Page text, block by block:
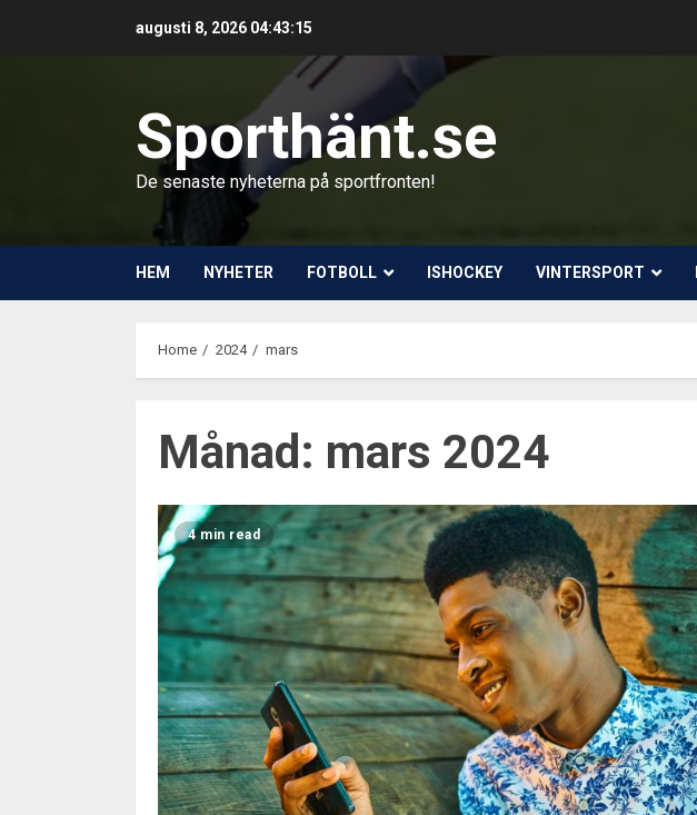
augusti 8, 2026 04:43:16
Sporthänt.se
De senaste nyheterna på sportfronten!
HEM NYHETER FOTBOLL ISHOCKEY VINTERSPORT
Home 2024 mars
Månad: mars 2024
4 min read